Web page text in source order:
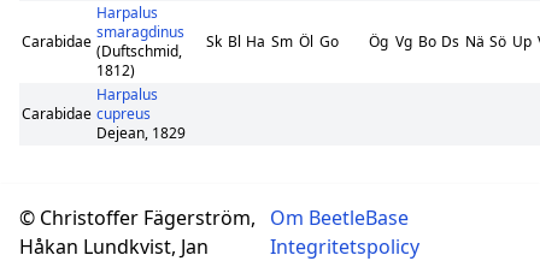
Carabidae
Harpalus
smaragdinus
(Duftschmid,
1812)
Sk Bl Ha Sm Öl Go Ög Vg Bo Ds Nä Sö Up
Carabidae
Harpalus
cupreus
Dejean, 1829
© Christoffer Fägerström,
Håkan Lundkvist, Jan
Om BeetleBase
Integritetspolicy